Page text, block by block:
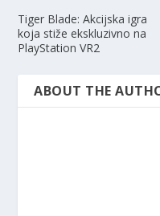
Tiger Blade: Akcijska igra
koja stiže ekskluzivno na
PlayStation VR2
ABOUT THE